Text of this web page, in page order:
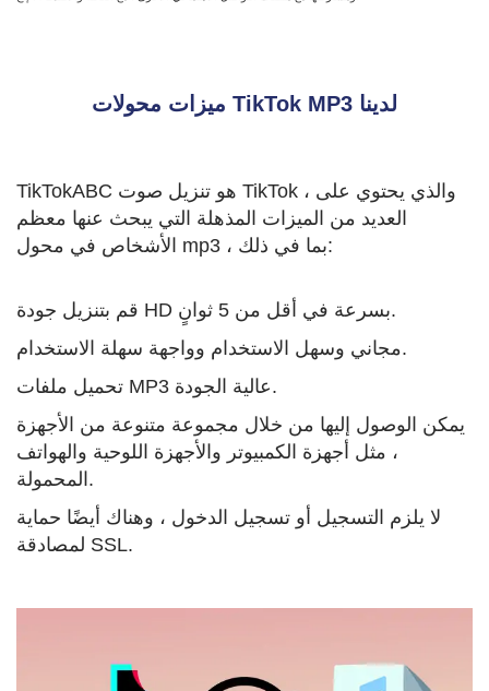
ميزات محولات TikTok MP3 لدينا
TikTokABC هو تنزيل صوت TikTok ، والذي يحتوي على
العديد من الميزات المذهلة التي يبحث عنها معظم
الأشخاص في محول mp3 ، بما في ذلك:
قم بتنزيل جودة HD بسرعة في أقل من 5 ثوانٍ.
مجاني وسهل الاستخدام وواجهة سهلة الاستخدام.
تحميل ملفات MP3 عالية الجودة.
يمكن الوصول إليها من خلال مجموعة متنوعة من الأجهزة
، مثل أجهزة الكمبيوتر والأجهزة اللوحية والهواتف
المحمولة.
لا يلزم التسجيل أو تسجيل الدخول ، وهناك أيضًا حماية
لمصادقة SSL.